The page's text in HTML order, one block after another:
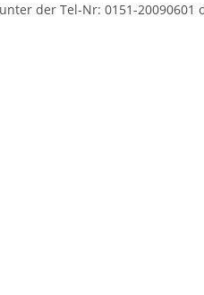
der Tel-Nr: 0151-20090601